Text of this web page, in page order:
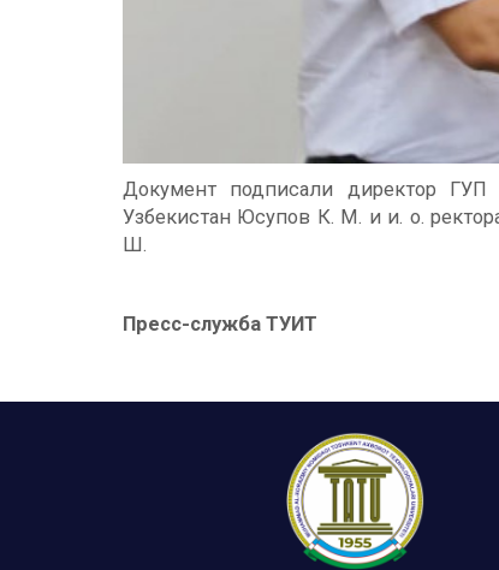
Документ подписали директор
Узбекистан Юсупов К. М. и и. о.
Ш.
Пресс-служба ТУИТ